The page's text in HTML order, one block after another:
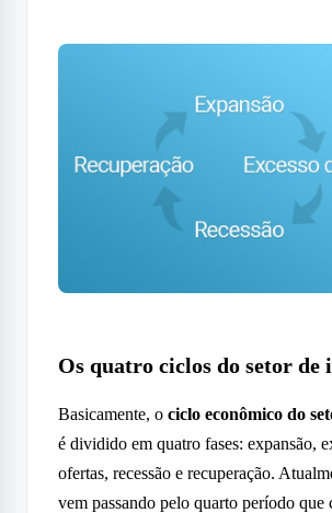
Os quatro ciclos do setor de
Basicamente, o ciclo econômico do
é dividido em quatro fases: expansão,
ofertas, recessão e recuperação.
vem passando pelo quarto período que